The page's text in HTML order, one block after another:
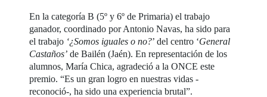
En la categoría B (5º y 6º de Primaria) el trabajo
ganador, coordinado por Antonio Navas, ha sido para
el trabajo ‘¿Somos iguales o no?’ del centro ‘General
Castaños’ de Bailén (Jaén). En representación de los
alumnos, María Chica, agradeció a la ONCE este
premio. “Es un gran logro en nuestras vidas -
reconoció-, ha sido una experiencia brutal”.